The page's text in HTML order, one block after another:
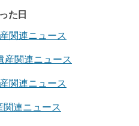
た日
関連ニュース
産関連ニュース
関連ニュース
連ニュース